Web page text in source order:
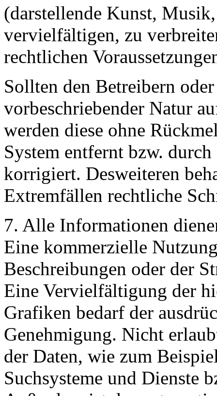
(darstellende Kunst,
vervielfältigen, zu
rechtlichen
Sollten den Betreibern
vorbeschriebender Natur
werden diese ohne
System entfernt bzw.
korrigiert. Desweiteren
Extremfällen rechtliche
7. Alle Informationen
Eine kommerzielle
Beschreibungen oder der
Eine Vervielfältigung der
Grafiken bedarf der
Genehmigung. Nicht
der Daten, wie zum
Suchsysteme und Dienste